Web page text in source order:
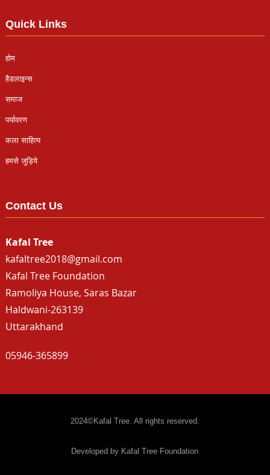
Quick Links
होम
हैडलाइन्स
समाज
पर्यावरण
कला साहित्य
हमसे जुड़िये
Contact Us
Kafal Tree
kafaltree2018@gmail.com
Kafal Tree Foundation
Ramoliya House, Saras Bazar
Haldwani-263139
Uttarakhand
05946-365899
2024©Kafal Tree. All rights reserved.
Developed by Kafal Tree Foundation